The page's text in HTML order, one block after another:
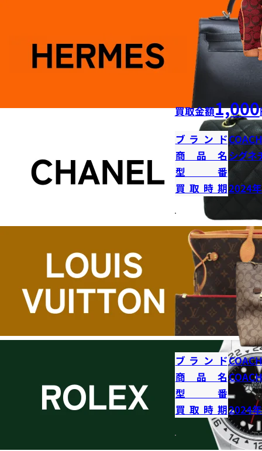
買取金額1,000
ブランドCOACH
商品名シグネ
型番
買取時期2024
ブランドCOACH
商品名
型番
買取時期2024